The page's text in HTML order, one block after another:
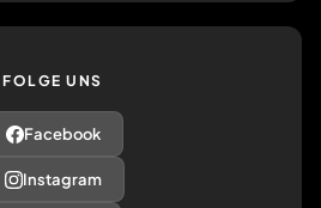
FOLGE UNS
Facebook
Instagram